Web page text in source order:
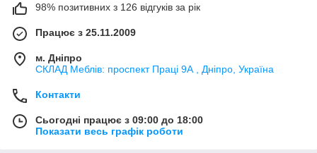
98% позитивних з 126 відгуків за рік
Працює з 25.11.2009
м. Дніпро
СКЛАД Меблів: проспект Праці 9А , Дніпро, Україна
Контакти
Сьогодні працює з 09:00 до 18:00
Показати весь графік роботи